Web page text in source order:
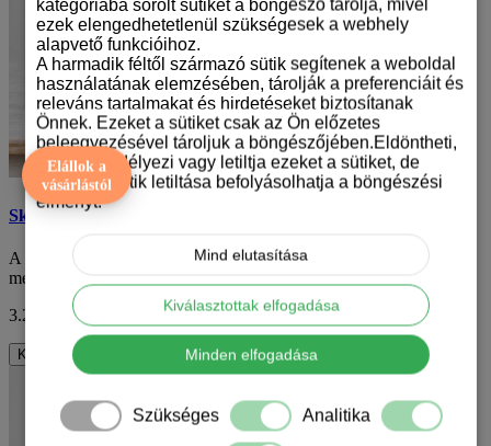
Skót juhászkutya mintás karácsonyi bögre
A karácsony az évnek az a csodálatos időszaka, amikor a szívek
megtelnek örömmel, szeretettel és az ..
3.290 Ft ÁFA nélkül: 2.591 Ft
Kosárba
Elállok a
vásárlástól
kategóriába sorolt sütiket a böngésző tárolja, mivel
ezek elengedhetetlenül szükségesek a webhely
alapvető funkcióihoz.
A harmadik féltől származó sütik segítenek a weboldal
használatának elemzésében, tárolják a preferenciáit és
releváns tartalmakat és hirdetéseket biztosítanak
Önnek. Ezeket a sütiket csak az Ön előzetes
beleegyezésével tároljuk a böngészőjében.Eldöntheti,
hogy engedélyezi vagy letiltja ezeket a sütiket, de
bizonyos sütik letiltása befolyásolhatja a böngészési
élményt.
Mind elutasítása
Kiválasztottak elfogadása
Minden elfogadása
Szükséges Analitika